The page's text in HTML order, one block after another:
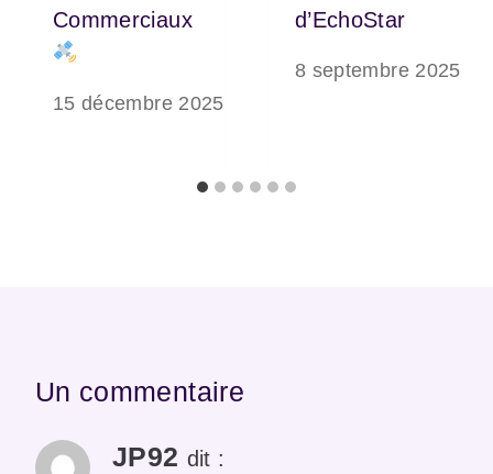
Commerciaux
15 décembre 2025
d’EchoStar
8 septembre 2025
Un commentaire
JP92 dit :